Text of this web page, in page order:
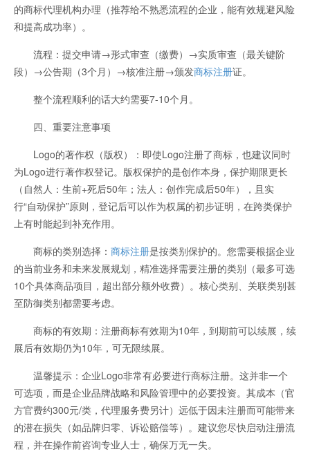
的商标代理机构办理（推荐给不熟悉流程的企业，能有效规避风险
和提高成功率）。
流程：提交申请→形式审查（缴费）→实质审查（最关键阶
段）→公告期（3个月）→核准注册→颁发商标注册证。
整个流程顺利的话大约需要7-10个月。
四、重要注意事项
Logo的著作权（版权）：即使Logo注册了商标，也建议同时
为Logo进行著作权登记。版权保护的是创作本身，保护期限更长
（自然人：生前+死后50年；法人：创作完成后50年），且实
行“自动保护”原则，登记后可以作为权属的初步证明，在跨类保护
上有时能起到补充作用。
商标的类别选择： 商标注册是按类别保护的。您需要根据企业
的当前业务和未来发展规划，精准选择需要注册的类别（最多可选
10个具体商品项目，超出部分额外收费）。核心类别、关联类别甚
至防御类别都需要考虑。
商标的有效期：注册商标有效期为10年，到期前可以续展，续
展后有效期仍为10年，可无限续展。
温馨提示：企业Logo非常有必要进行商标注册。这并非一个
可选项，而是企业品牌战略和风险管理中的必要投资。其成本（官
方官费约300元/类，代理服务费另计）远低于因未注册而可能带来
的潜在损失（如品牌归零、诉讼赔偿等）。建议您尽快启动注册流
程，并在操作前咨询专业人士，确保万无一失。